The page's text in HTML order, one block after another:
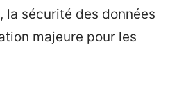
la sécurité des données
majeure pour les